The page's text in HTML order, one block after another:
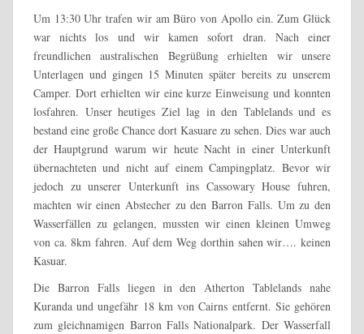
Um 13:30 Uhr trafen wir am Büro von Apollo ein. Zum Glück
war nichts los und wir kamen sofort dran. Nach einer
freundlichen australischen Begrüßung erhielten wir unsere
Unterlagen und gingen 15 Minuten später bereits zu unserem
Camper. Dort erhielten wir eine kurze Einweisung und konnten
losfahren. Unser heutiges Ziel lag in den Tablelands und es
bestand eine große Chance dort Kasuare zu sehen. Dies war auch
der Hauptgrund warum wir heute Nacht in einer Unterkunft
übernachteten und nicht auf einem Campingplatz. Bevor wir
jedoch zu unserer Unterkunft ins Cassowary House fuhren,
machten wir einen Abstecher zu den Barron Falls. Um zu den
Wasserfällen zu gelangen, mussten wir einen kleinen Umweg
von ca. 8km fahren. Auf dem Weg dorthin sahen wir…. keinen
Kasuar.
Die Barron Falls liegen in den Atherton Tablelands nahe
Kuranda und ungefähr 18 km von Cairns entfernt. Sie gehören
zum gleichnamigen Barron Falls Nationalpark. Der Wasserfall